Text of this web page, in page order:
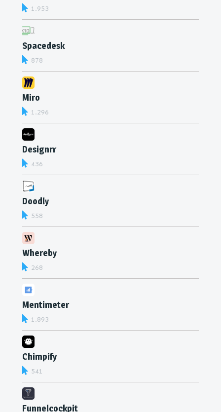
1.953
Spacedesk
878
Miro
1.296
Designrr
436
Doodly
558
Whereby
268
Mentimeter
1.893
Chimpify
541
Funnelcockpit